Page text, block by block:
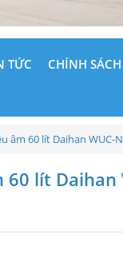
TỨC CHÍNH
âm 60 lít Daihan WUC-
lít Daihan